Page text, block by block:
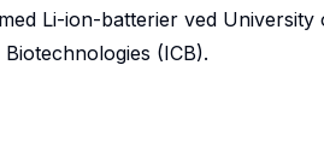
Li-ion-batterier ved University
(ICB).